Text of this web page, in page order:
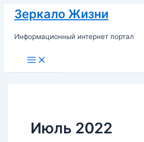
Перейти
содержимому
Зеркало Жизни
Информационный интернет портал
Main
Menu
Июль 2022